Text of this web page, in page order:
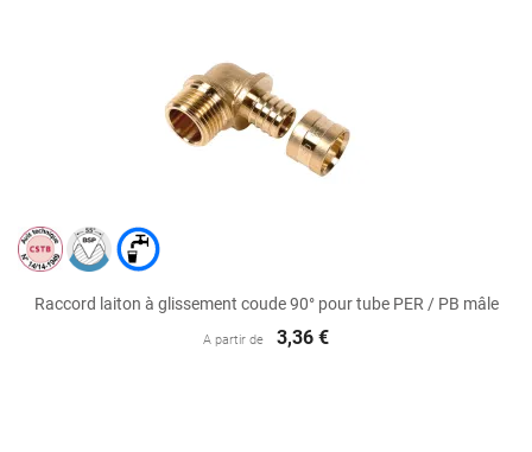
Raccord laiton à glissement coude 90° pour tube PER / PB mâle
A partir de 3,36 €